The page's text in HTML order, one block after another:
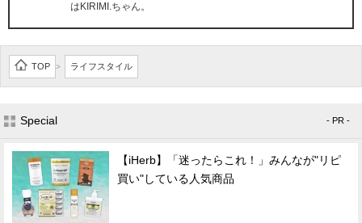
はKIRIMI.ちゃん。
TOP > ライフスタイル
Special - PR -
【iHerb】「迷ったらこれ！」みんなが"リピ
買い"している人気商品